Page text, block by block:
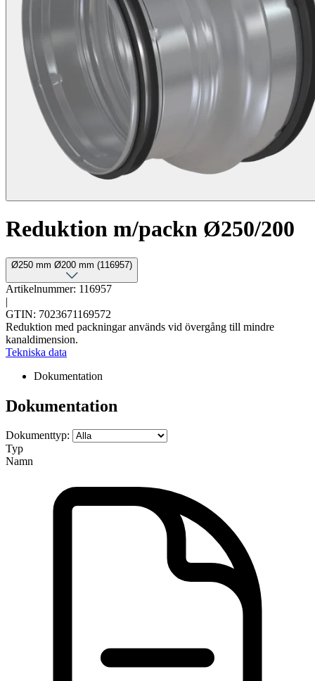
Reduktion m/packn Ø250/200
Ø250 mm Ø200 mm (116957)
Artikelnummer: 116957
|
GTIN: 7023671169572
Reduktion med packningar används vid övergång till mindre
kanaldimension.
Tekniska data
Dokumentation
Dokumentation
Dokumenttyp:
Typ
Namn